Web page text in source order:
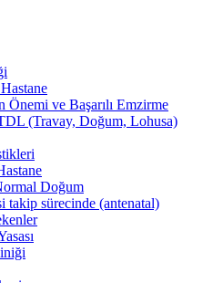
Önemi ve Başarılı Emzirme
(Travay, Doğum, Lohusa)
Doğum
takip sürecinde (antenatal)